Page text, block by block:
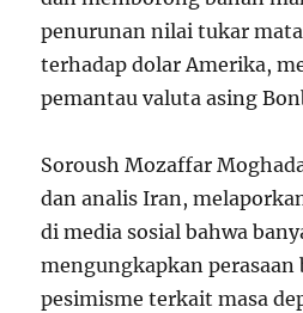
penurunan nilai tukar
terhadap dolar Amerika,
pemantau valuta asing
Soroush Mozaffar
dan analis Iran,
di media sosial bahwa
mengungkapkan
pesimisme terkait masa